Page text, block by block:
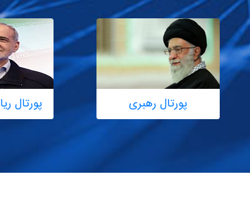
پورتال رهبری پورتال